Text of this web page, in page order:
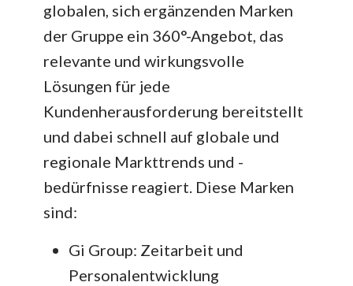
globalen, sich ergänzenden Marken
der Gruppe ein 360°-Angebot, das
relevante und wirkungsvolle
Lösungen für jede
Kundenherausforderung bereitstellt
und dabei schnell auf globale und
regionale Markttrends und -
bedürfnisse reagiert. Diese Marken
sind:
Gi Group: Zeitarbeit und
Personalentwicklung